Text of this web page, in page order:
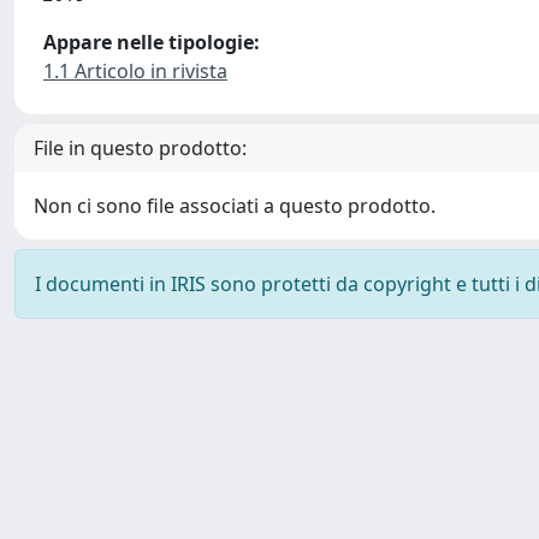
Appare nelle tipologie:
1.1 Articolo in rivista
File in questo prodotto:
Non ci sono file associati a questo prodotto.
I documenti in IRIS sono protetti da copyright e tutti i